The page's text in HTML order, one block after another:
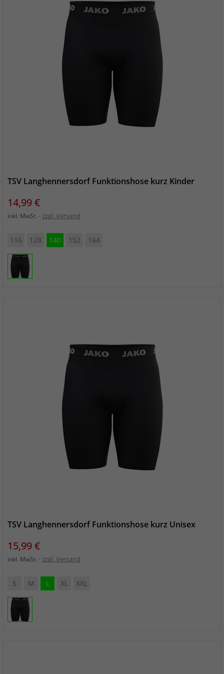
TSV Langhennersdorf Funktionshose kurz Kinder
Preis
14,99 €
inkl. MwSt. zzgl. Versand
116 128 140 152 164
TSV Langhennersdorf Funktionshose kurz Unisex
Preis
15,99 €
inkl. MwSt. zzgl. Versand
S M L XL XXL